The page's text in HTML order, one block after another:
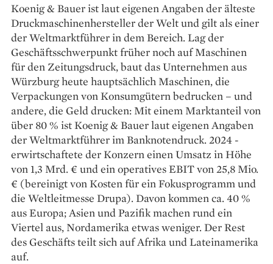
Koenig & Bauer ist laut ­ei­genen Angaben der älteste
Druck­maschinen­hersteller der Welt und gilt als einer
der Weltmarktführer in dem Bereich. Lag der
Geschäftsschwerpunkt früher noch auf Maschinen
für den Zeitungsdruck, baut das Unternehmen aus
Würzburg heute hauptsächlich Maschinen, die
Verpackungen von Konsumgütern bedrucken – und
andere, die Geld drucken: Mit einem Marktanteil von
über 80 % ist Koenig & Bauer laut eigenen Angaben
der Weltmarkt­führer im Banknotendruck. 2024 ­
erwirtschaftete der Konzern ­einen Umsatz in Höhe
von 1,3 Mrd. € und ein operatives EBIT von 25,8 Mio.
€ (bereinigt von Kosten für ein Fokus­programm und
die Weltleitmesse Drupa). Davon kommen ca. 40 %
aus Europa; Asien und Pazifik ­machen rund ein
Viertel aus, Nord­amerika etwas weniger. Der Rest
des ­Geschäfts teilt sich auf Afrika und Lateinamerika
auf.